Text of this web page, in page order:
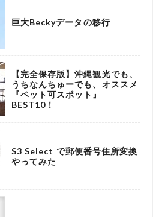
巨大Beckyデータの移行
【完全保存版】沖縄観光でも、
うちなんちゅーでも、オススメ
『ペット可スポット』
BEST10！
S3 Select で郵便番号住所変換
やってみた